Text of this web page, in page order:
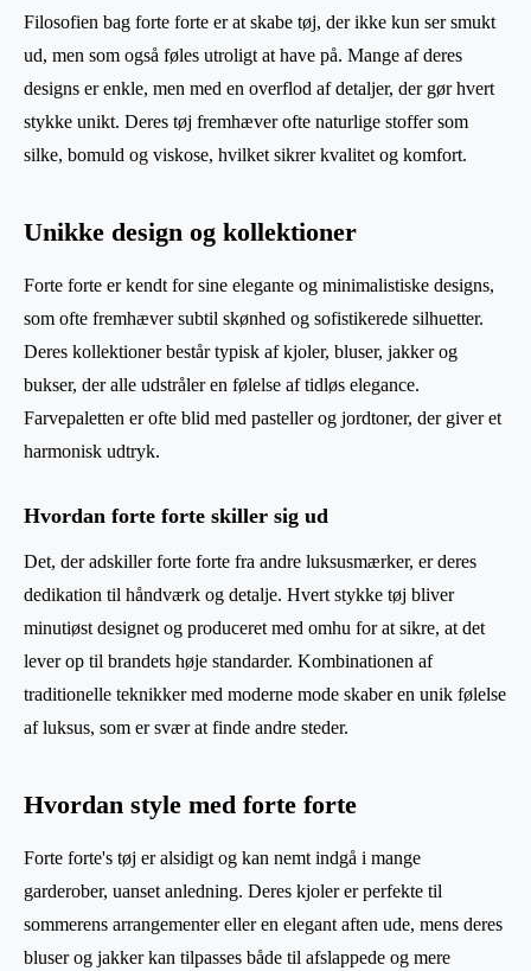
Filosofien bag forte forte er at skabe tøj, der ikke kun ser smukt
ud, men som også føles utroligt at have på. Mange af deres
designs er enkle, men med en overflod af detaljer, der gør hvert
stykke unikt. Deres tøj fremhæver ofte naturlige stoffer som
silke, bomuld og viskose, hvilket sikrer kvalitet og komfort.
Unikke design og kollektioner
Forte forte er kendt for sine elegante og minimalistiske designs,
som ofte fremhæver subtil skønhed og sofistikerede silhuetter.
Deres kollektioner består typisk af kjoler, bluser, jakker og
bukser, der alle udstråler en følelse af tidløs elegance.
Farvepaletten er ofte blid med pasteller og jordtoner, der giver et
harmonisk udtryk.
Hvordan forte forte skiller sig ud
Det, der adskiller forte forte fra andre luksusmærker, er deres
dedikation til håndværk og detalje. Hvert stykke tøj bliver
minutiøst designet og produceret med omhu for at sikre, at det
lever op til brandets høje standarder. Kombinationen af
traditionelle teknikker med moderne mode skaber en unik følelse
af luksus, som er svær at finde andre steder.
Hvordan style med forte forte
Forte forte's tøj er alsidigt og kan nemt indgå i mange
garderober, uanset anledning. Deres kjoler er perfekte til
sommerens arrangementer eller en elegant aften ude, mens deres
bluser og jakker kan tilpasses både til afslappede og mere